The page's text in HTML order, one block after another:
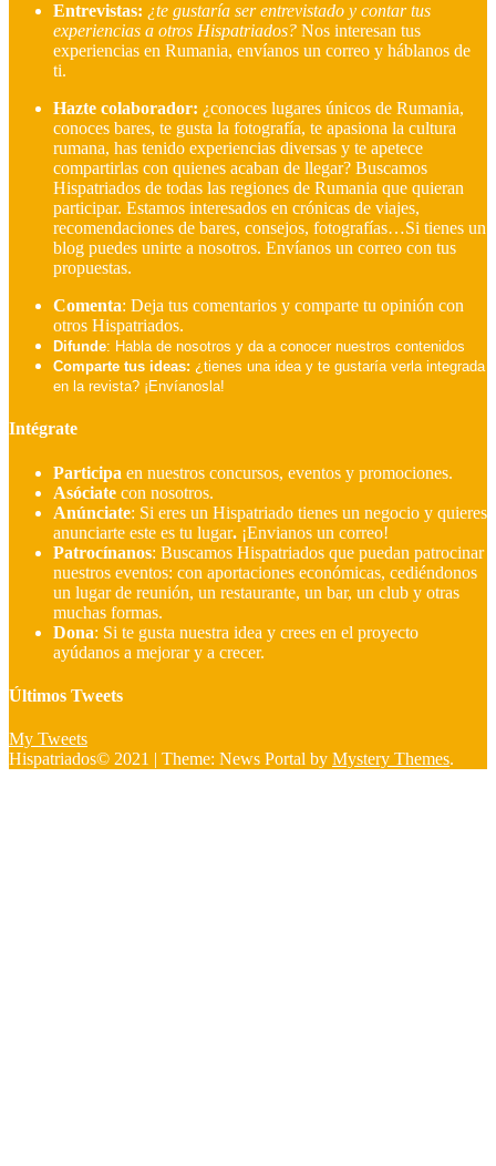
Entrevistas: ¿te gustaría ser entrevistado y contar tus
experiencias a otros Hispatriados? Nos interesan tus
experiencias en Rumania, envíanos un correo y háblanos de
ti.
Hazte colaborador: ¿conoces lugares únicos de Rumania,
conoces bares, te gusta la fotografía, te apasiona la cultura
rumana, has tenido experiencias diversas y te apetece
compartirlas con quienes acaban de llegar? Buscamos
Hispatriados de todas las regiones de Rumania que quieran
participar. Estamos interesados en crónicas de viajes,
recomendaciones de bares, consejos, fotografías…Si tienes un
blog puedes unirte a nosotros. Envíanos un correo con tus
propuestas.
Comenta: Deja tus comentarios y comparte tu opinión con
otros Hispatriados.
Difunde: Habla de nosotros y da a conocer nuestros contenidos
Comparte tus ideas: ¿tienes una idea y te gustaría verla integrada
en la revista? ¡Envíanosla!
Intégrate
Participa en nuestros concursos, eventos y promociones.
Asóciate con nosotros.
Anúnciate: Si eres un Hispatriado tienes un negocio y quieres
anunciarte este es tu lugar. ¡Envianos un correo!
Patrocínanos: Buscamos Hispatriados que puedan patrocinar
nuestros eventos: con aportaciones económicas, cediéndonos
un lugar de reunión, un restaurante, un bar, un club y otras
muchas formas.
Dona: Si te gusta nuestra idea y crees en el proyecto
ayúdanos a mejorar y a crecer.
Últimos Tweets
My Tweets
Hispatriados© 2021 | Theme: News Portal by Mystery Themes.